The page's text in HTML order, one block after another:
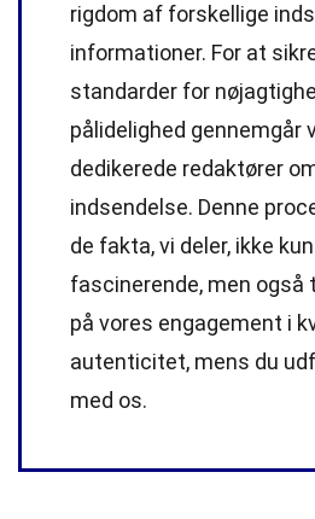
rigdom af forskellige
informationer. For at
standarder for
pålidelighed gennemgår
dedikerede redaktører
indsendelse. Denne
de fakta, vi deler, ikke
fascinerende, men også
på vores engagement i
autenticitet, mens du
med os.